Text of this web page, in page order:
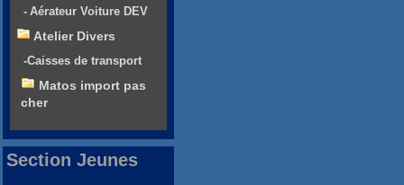
- Aérateur Voiture DEV
Atelier Divers
-Caisses de transport
Matos import pas
cher
Section Jeunes